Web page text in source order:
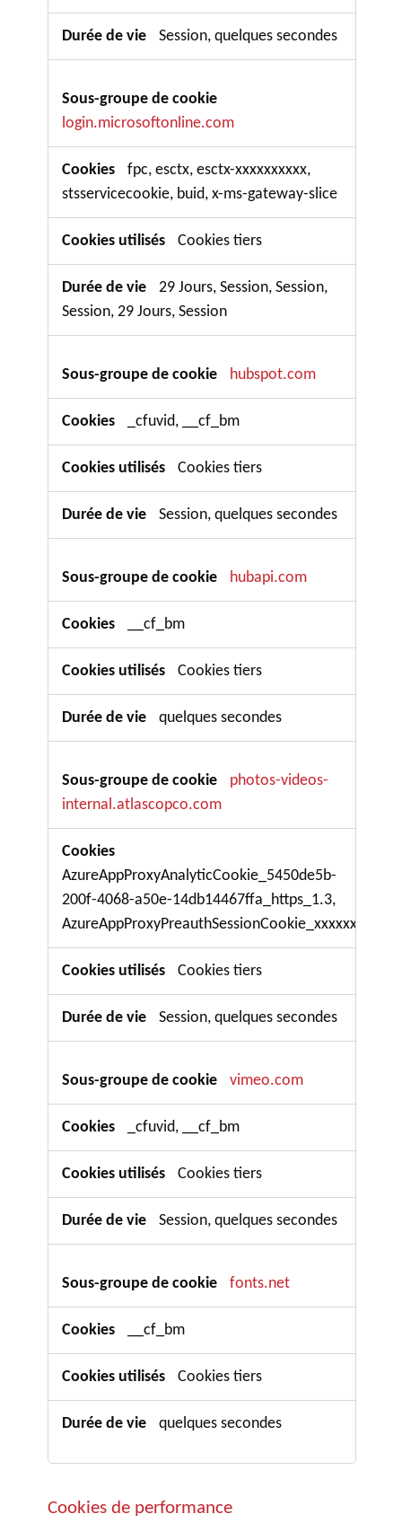
Session, quelques secondes
login.microsoftonline.com
fpc, esctx, esctx-xxxxxxxxxx,
stsservicecookie, buid, x-ms-gateway-slice
Cookies tiers
29 Jours, Session, Session,
Session, 29 Jours, Session
hubspot.com
_cfuvid, __cf_bm
Cookies tiers
Session, quelques secondes
hubapi.com
__cf_bm
Cookies tiers
quelques secondes
photos-videos-
internal.atlascopco.com
AzureAppProxyAnalyticCookie_5450de5b-
200f-4068-a50e-14db14467ffa_https_1.3,
AzureAppProxyPreauthSessionCookie_xxxxxxxx
Cookies tiers
Session, quelques secondes
vimeo.com
_cfuvid, __cf_bm
Cookies tiers
Session, quelques secondes
fonts.net
__cf_bm
Cookies tiers
quelques secondes
Cookies de performance